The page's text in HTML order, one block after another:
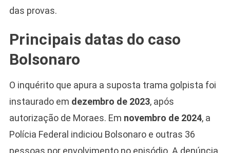
das provas.
Principais datas do caso
Bolsonaro
O inquérito que apura a suposta trama golpista foi
instaurado em dezembro de 2023, após
autorização de Moraes. Em novembro de 2024, a
Polícia Federal indiciou Bolsonaro e outras 36
pessoas por envolvimento no episódio. A denúncia
Bolsonaro Presidente
2026 Pátria Brasil 6 X
Ver no MERCADO
LIVRE